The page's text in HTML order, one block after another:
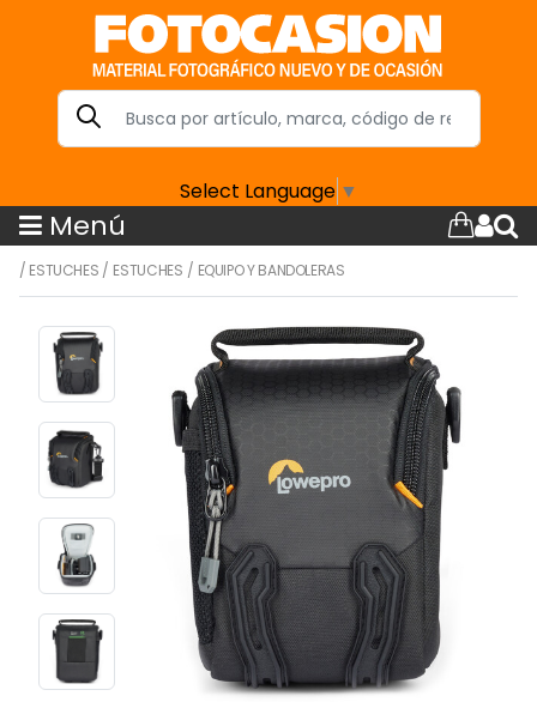
Select Language ▼
Menú
/ ESTUCHES / ESTUCHES / EQUIPO Y BANDOLERAS